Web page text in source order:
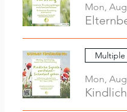
Mon,
Multiple
Mon,